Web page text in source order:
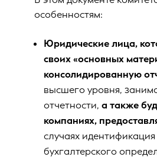
особенностям:
Юридические лица,
своих «основных
консолидированную
высшего уровня,
отчетности,а также
компаниях,
случаях
бухгалтерского